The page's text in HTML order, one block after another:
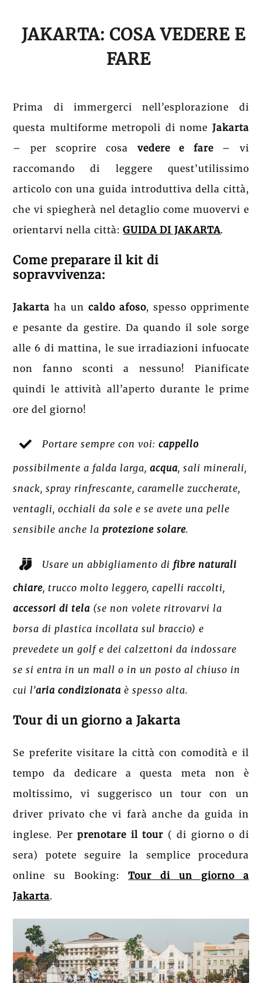
JAKARTA: COSA VEDERE E
FARE
Prima di immergerci nell’esplorazione di
questa multiforme metropoli di nome Jakarta
– per scoprire cosa vedere e fare – vi
raccomando di leggere quest’utilissimo
articolo con una guida introduttiva della città,
che vi spiegherà nel detaglio come muovervi e
orientarvi nella città:GUIDA DI JAKARTA.
Come preparare il kit di
sopravvivenza:
Jakarta ha un caldo afoso, spesso opprimente
e pesante da gestire. Da quando il sole sorge
alle 6 di mattina, le sue irradiazioni infuocate
non fanno sconti a nessuno! Pianificate
quindi le attività all’aperto durante le prime
ore del giorno!
Portare sempre con voi:cappello
possibilmente a falda larga,acqua, sali minerali,
snack, spray rinfrescante, caramelle zuccherate,
ventagli, occhiali da sole e se avete una pelle
sensibile anche laprotezione solare.
Usare un abbigliamento di fibre naturali
chiare, trucco molto leggero, capelli raccolti,
accessori di tela (se non volete ritrovarvi la
borsa di plastica incollata sul braccio) e
prevedete un golf e dei calzettoni da indossare
se si entra in un mall o in un posto al chiuso in
cui l’aria condizionata è spesso alta.
Tour di un giorno a Jakarta
Se preferite visitare la città con comodità e il
tempo da dedicare a questa meta non è
moltissimo, vi suggerisco un tour con un
driver privato che vi farà anche da guida in
inglese. Perprenotare il tour ( di giorno o di
sera) potete seguire la semplice procedura
online su Booking:Tour di un giorno a
Jakarta.